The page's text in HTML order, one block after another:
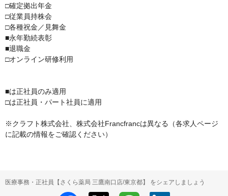
□確定拠出年金
□従業員持株会
□各種祝金／見舞金
■永年勤続表彰
■退職金
□オンライン研修利用
■は正社員のみ適用
□は正社員・パート社員に適用
※クラフト株式会社、株式会社Francfrancは異なる（各求人ページ
に記載の情報をご確認ください）
医療事務・正社員【さくら薬局 三鷹南口店/東京都】 をシェアしましょう